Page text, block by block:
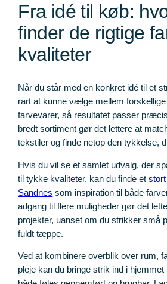
Fra idé til køb:
finder de rigtige
kvaliteter
Når du står med en konkret idé til et
rart at kunne vælge mellem
farvevarer, så resultatet passer
bredt sortiment gør det lettere at
tekstiler og finde netop den tykkelse,
Hvis du vil se et samlet udvalg, der
til tykke kvaliteter, kan du finde et
Sandnes som inspiration til både
adgang til flere muligheder gør det
projekter, uanset om du strikker små
fuldt tæppe.
Ved at kombinere overblik over rum,
pleje kan du bringe strik ind i